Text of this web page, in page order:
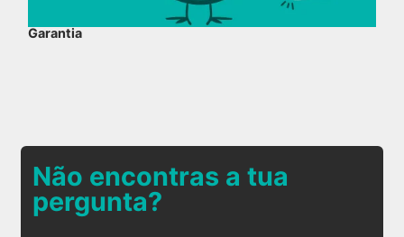
Garantia
Não encontras a tua
pergunta?